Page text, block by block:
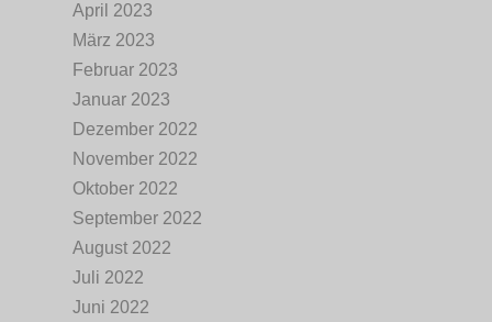
April 2023
März 2023
Februar 2023
Januar 2023
Dezember 2022
November 2022
Oktober 2022
September 2022
August 2022
Juli 2022
Juni 2022